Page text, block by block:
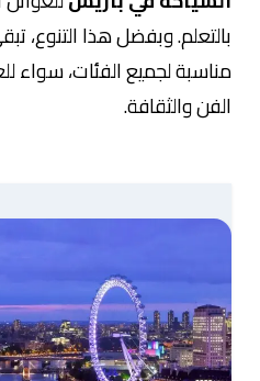
بالتعلم. وبفضل هذا التنوع،
مناسبة لجميع الفئات، سواء
الفن والثقافة.